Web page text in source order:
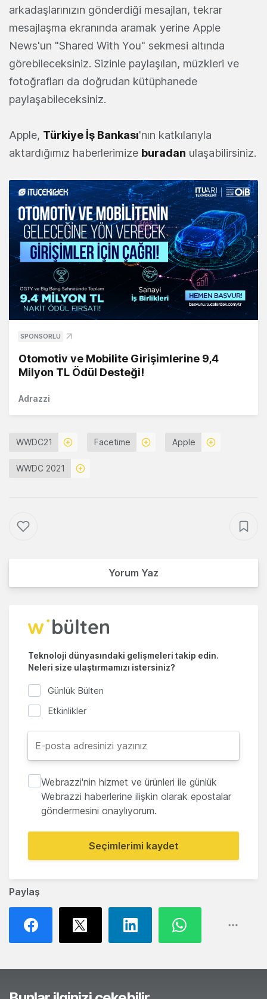
Paylaş
arkadaşlarınızın gönderdiği mesajları, tekrar
mesajlaşma ekranında aramak yerine Apple
News'un "Shared With You" sekmesi altında
görebileceksiniz. Sizinle paylaşılan, müzkleri ve
fotoğrafları da doğrudan kütüphanede
paylaşabileceksiniz.
Apple, Türkiye İş Bankası'nın katkılarıyla
aktardığımız haberlerimize buradan ulaşabilirsiniz.
SPONSORLU
Otomotiv ve Mobilite Girişimlerine 9,4
Milyon TL Ödül Desteği!
Adrazzi
WWDC21 Facetime Apple
WWDC 2021
Yorum Yaz
Teknoloji dünyasındaki gelişmeleri takip edin.
Neleri size ulaştırmamızı istersiniz?
Günlük Bülten
Etkinlikler
Webrazzi'nin hizmet ve ürünleri ile günlük
Webrazzi haberlerine ilişkin olarak epostalar
göndermesini onaylıyorum.
Seçimlerimi kaydet